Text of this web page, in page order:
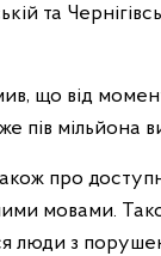
та
що від
пів мільйона
про
мовами.
люди з